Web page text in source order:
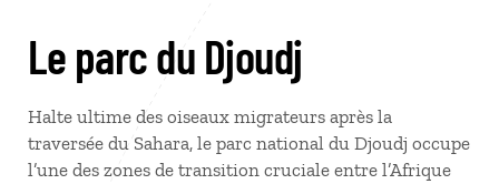
Le parc du Djoudj
Halte ultime des oiseaux migrateurs après la
traversée du Sahara, le parc national du Djoudj occupe
l’une des zones de transition cruciale entre l’Afrique